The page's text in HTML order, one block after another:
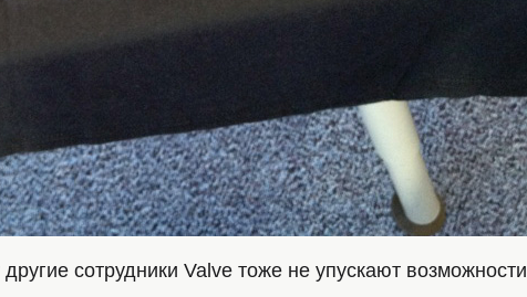
сотрудники Valve тоже не упускают возможности